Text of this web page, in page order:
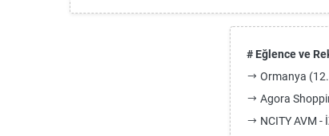
# Eğlence ve
Ormanya
Agora
NCITY AVM -